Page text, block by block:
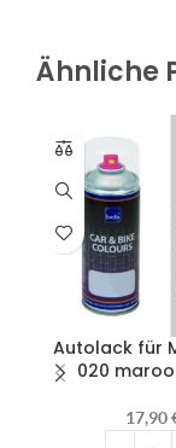
Ähnliche
Autolack für
020
17,90